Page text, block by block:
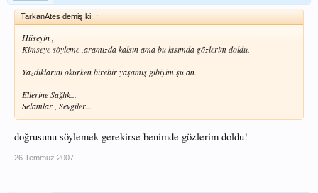
TarkanAtes demiş ki: ↑
Hüseyin ,
Kimseye söyleme ,aramızda kalsın ama bu kısımda gözlerim doldu.
Yazdıklarını okurken birebir yaşamış gibiyim şu an.
Ellerine Sağlık...
Selamlar , Sevgiler...
doğrusunu söylemek gerekirse benimde gözlerim doldu!
26 Temmuz 2007